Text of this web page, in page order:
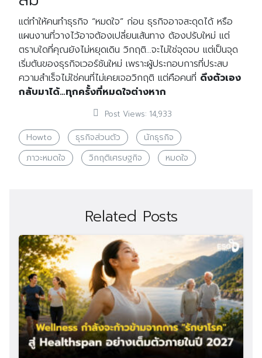
for:
แต่ทำให้คนทำธุรกิจ “หมดใจ” ก่อน ธุรกิจอาจสะดุดได้ หรือ
แผนงานที่วางไว้อาจต้องเปลี่ยนเส้นทาง ต้องปรับใหม่ แต่
ตราบใดที่คุณยังไม่หยุดเดิน วิกฤติ…จะไม่ใช่จุดจบ แต่เป็นจุด
เริ่มต้นของธุรกิจเวอร์ชันใหม่ เพราะผู้ประกอบการที่ประสบ
ความสำเร็จไม่ใช่คนที่ไม่เคยเจอวิกฤติ แต่คือคนที่ ดึงตัวเอง
กลับมาได้…ทุกครั้งที่หมดใจต่างหาก
Post Views: 14,933
Howto ธุรกิจส่วนตัว
นักธุรกิจ
ภาวะหมดใจ
วิกฤติเศรษฐกิจ หมดใจ
Related Posts